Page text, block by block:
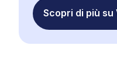
Scopri di più su